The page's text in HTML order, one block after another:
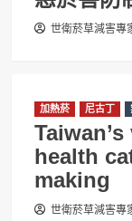
世衛菸草減害專
加熱菸 尼古丁
health
making
世衛菸草減害專